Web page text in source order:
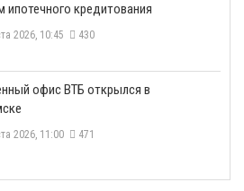
кредитования
2026, 10:45 430
офис ВТБ открылся в
2026, 11:00 471